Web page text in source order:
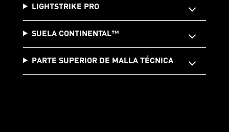
LIGHTSTRIKE PRO
SUELA CONTINENTAL™️
PARTE SUPERIOR DE MALLA TÉCNICA